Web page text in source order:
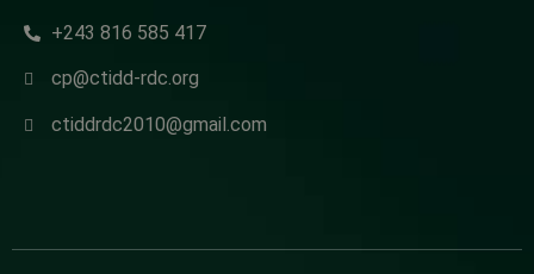
+243 816 585 417
cp@ctidd-rdc.org
ctiddrdc2010@gmail.com